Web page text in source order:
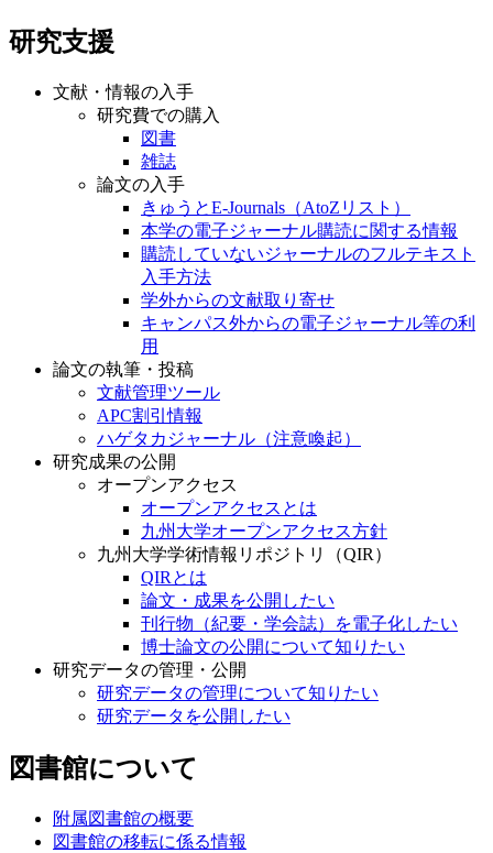
研究支援
文献・情報の入手
研究費での購入
図書
雑誌
論文の入手
きゅうとE-Journals（AtoZリスト）
本学の電子ジャーナル購読に関する情報
購読していないジャーナルのフルテキスト
入手方法
学外からの文献取り寄せ
キャンパス外からの電子ジャーナル等の利
用
論文の執筆・投稿
文献管理ツール
APC割引情報
ハゲタカジャーナル（注意喚起）
研究成果の公開
オープンアクセス
オープンアクセスとは
九州大学オープンアクセス方針
九州大学学術情報リポジトリ（QIR）
QIRとは
論文・成果を公開したい
刊行物（紀要・学会誌）を電子化したい
博士論文の公開について知りたい
研究データの管理・公開
研究データの管理について知りたい
研究データを公開したい
図書館について
附属図書館の概要
図書館の移転に係る情報